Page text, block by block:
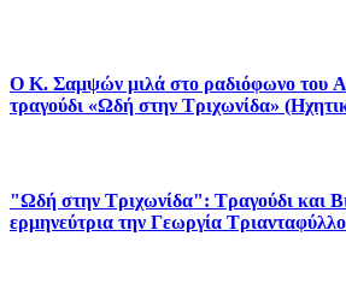
Ο Κ. Σαμψών μιλά στο ραδιόφωνο του
τραγούδι «Ωδή στην Τριχωνίδα»
"Ωδή στην Τριχωνίδα": Τραγούδι και
ερμηνεύτρια την Γεωργία